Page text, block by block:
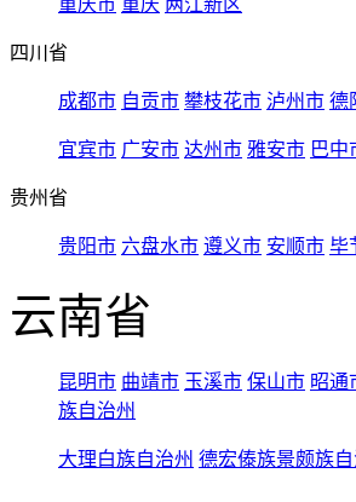
重庆市 重庆 两江新区
四川省
成都市 自贡市 攀枝花市 泸州市 德
宜宾市 广安市 达州市 雅安市 巴中
贵州省
贵阳市 六盘水市 遵义市 安顺市 毕
云南省
昆明市 曲靖市 玉溪市 保山市 昭通
族自治州
大理白族自治州 德宏傣族景颇族自